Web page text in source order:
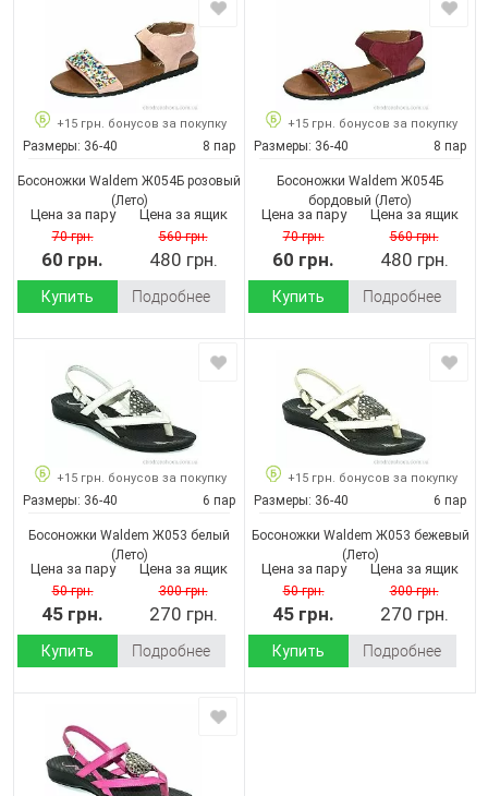
+15 грн. бонусов за покупку
Размеры: 36-40 8 пар
Босоножки Waldem Ж054Б розовый
(Лето)
Цена за пару
70 грн.
60 грн.
Цена за ящик
560 грн.
480 грн.
Купить Подробнее
+15 грн. бонусов за покупку
Размеры: 36-40 8 пар
Босоножки Waldem Ж054Б
бордовый (Лето)
Цена за пару
70 грн.
60 грн.
Цена за ящик
560 грн.
480 грн.
Купить Подробнее
+15 грн. бонусов за покупку
Размеры: 36-40 6 пар
Босоножки Waldem Ж053 белый
(Лето)
Цена за пару
50 грн.
45 грн.
Цена за ящик
300 грн.
270 грн.
Купить Подробнее
+15 грн. бонусов за покупку
Размеры: 36-40 6 пар
Босоножки Waldem Ж053 бежевый
(Лето)
Цена за пару
50 грн.
45 грн.
Цена за ящик
300 грн.
270 грн.
Купить Подробнее